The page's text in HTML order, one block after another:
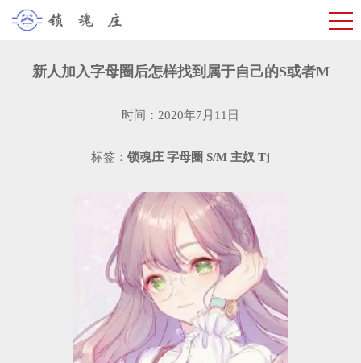
新人加入字母圈后怎样找到属于自己的S或者M
时间：2020年7月11日
标签： 锁魂庄 字母圈 S/M 主奴 Tj